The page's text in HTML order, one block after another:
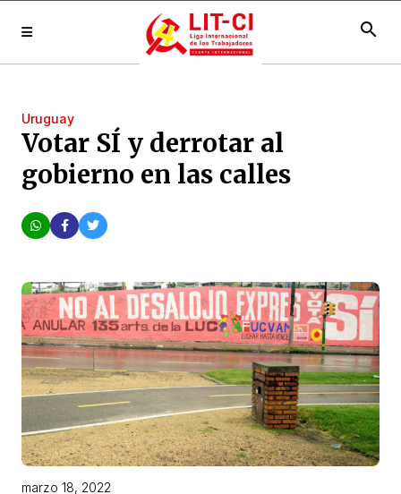
search
Uruguay
Votar SÍ y derrotar al
gobierno en las calles
marzo 18, 2022